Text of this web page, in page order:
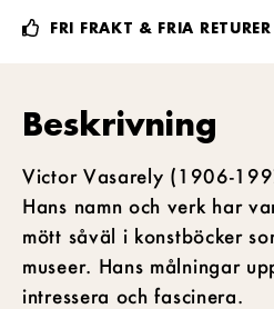
FRI FRAKT & FRIA RETURER
Beskrivning
Victor Vasarely (1906-
Hans namn och verk har
mött såväl i konstböcker
museer. Hans målningar
intressera och fascinera.